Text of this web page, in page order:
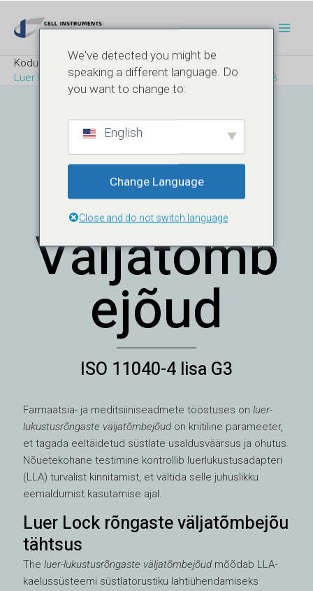
content
Kodu
Blogi
Luer Lock Rings Pull-Off Force Test - ISO 11040-4 lisa G3
Luer Lock
Rõngaste
Väljatõmb
Ejõud
ISO 11040-4 lisa G3
Farmaatsia- ja meditsiiniseadmete tööstuses onluer-
lukustusrõngaste väljatõmbejõud on kriitiline parameeter,
et tagada eeltäidetud süstlate usaldusväärsus ja ohutus.
Nõuetekohane testimine kontrollib luerlukustusadapteri
(LLA) turvalist kinnitamist, et vältida selle juhuslikku
eemaldumist kasutamise ajal.
Luer Lock rõngaste väljatõmbejõu
tähtsus
Theluer-lukustusrõngaste väljatõmbejõud mõõdab LLA-
kaelussüsteemi süstlatorustiku lahtiühendamiseks
navigation
We've detected you might be
speaking a different language. Do
you want to change to:
English
Change Language
Close and do not switch language